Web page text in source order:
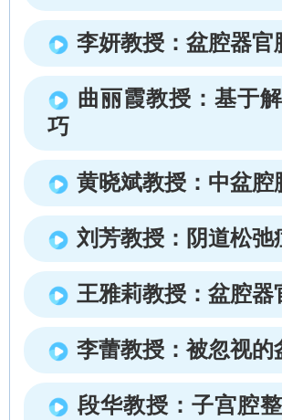
李妍教授：盆腔器
曲丽霞教授：基于
巧
黄晓斌教授：中盆
刘芳教授：阴道松弛
王雅莉教授：盆腔
李蕾教授：被忽视
段华教授：子宫腔